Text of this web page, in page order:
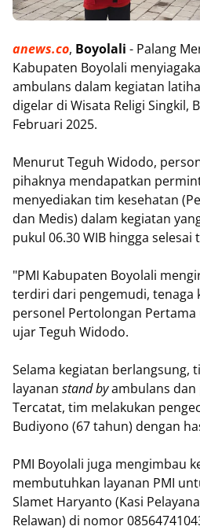
anews.co, Boyolali - Palang
Kabupaten Boyolali
ambulans dalam kegiatan
digelar di Wisata Religi Singkil,
Februari 2025.
Menurut Teguh Widodo,
pihaknya mendapatkan
menyediakan tim kesehatan
dan Medis) dalam kegiatan
pukul 06.30 WIB hingga selesai
"PMI Kabupaten Boyolali
terdiri dari pengemudi, tenaga
personel Pertolongan
ujar Teguh Widodo.
Selama kegiatan berlangsung,
layanan stand byambulans dan
Tercatat, tim melakukan
Budiyono (67 tahun) dengan
PMI Boyolali juga mengimbau
membutuhkan layanan PMI
Slamet Haryanto (Kasi
Relawan) di nomor